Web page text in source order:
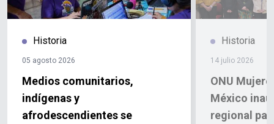
Historia
05 agosto 2026
Medios comunitarios,
indígenas y
afrodescendientes se
Historia
14 julio 2026
ONU
México
regional